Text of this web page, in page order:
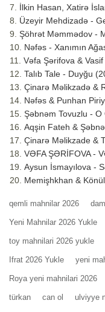
İlkin Hasan, Xatirə
Üzeyir Mehdizadə -
Şöhrət Məmmədov -
Nəfəs - Xanımın
Vəfa Şərifova &
Talıb Tale - Duyğu
Çinarə Məlikzadə &
Nəfəs & Punhan
Şəbnəm Tovuzlu - O
Aqşin Fateh &
Çinarə Məlikzade &
VƏFA ŞƏRİFOVA -
Aysun İsmayılova -
Memişhkhan &
qemli mahnilar 2026
Yeni Mahnilar 2026 Yukle
toy mahnilari 2026 yukle
Ifrat 2026 Yukle yeni
Roya yeni mahnilari 2026
türkan can ol ulviyye